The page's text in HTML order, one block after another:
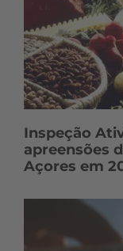
Inspeção
apreensões
Açores em